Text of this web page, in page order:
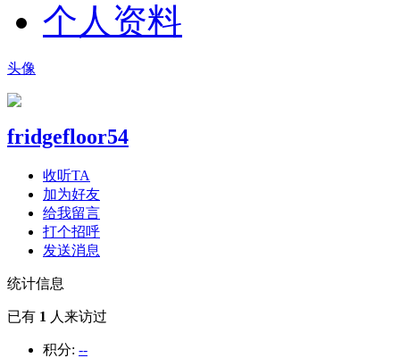
个人资料
头像
fridgefloor54
收听TA
加为好友
给我留言
打个招呼
发送消息
统计信息
已有 1 人来访过
积分: --